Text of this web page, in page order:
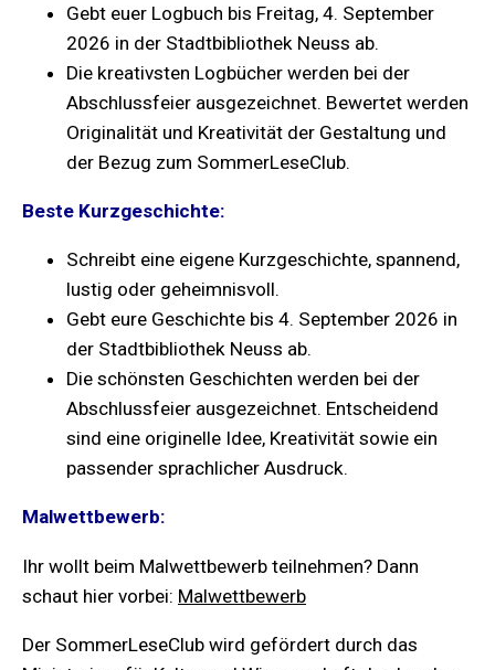
Gebt euer Logbuch bis Freitag, 4. September
2026 in der Stadtbibliothek Neuss ab.
Die kreativsten Logbücher werden bei der
Abschlussfeier ausgezeichnet. Bewertet werden
Originalität und Kreativität der Gestaltung und
der Bezug zum SommerLeseClub.
Beste Kurzgeschichte:
Schreibt eine eigene Kurzgeschichte, spannend,
lustig oder geheimnisvoll.
Gebt eure Geschichte bis 4. September 2026 in
der Stadtbibliothek Neuss ab.
Die schönsten Geschichten werden bei der
Abschlussfeier ausgezeichnet. Entscheidend
sind eine originelle Idee, Kreativität sowie ein
passender sprachlicher Ausdruck.
Malwettbewerb:
Ihr wollt beim Malwettbewerb teilnehmen? Dann
schaut hier vorbei: Malwettbewerb
Der SommerLeseClub wird gefördert durch das